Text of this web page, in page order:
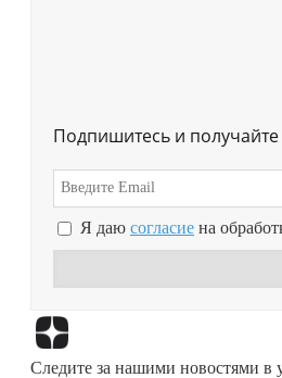
Подпишитесь и
Я даю согласие на
Следите за нашими новостями в